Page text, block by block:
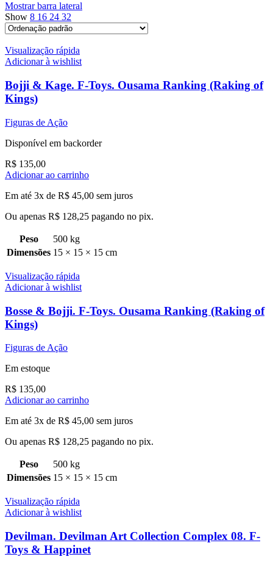
Mostrar barra lateral
Show 8 16 24 32
Visualização rápida
Adicionar à wishlist
Bojji & Kage. F-Toys. Ousama Ranking (Raking of
Kings)
Figuras de Ação
Disponível em backorder
R$ 135,00
Adicionar ao carrinho
Em até 3x de R$ 45,00 sem juros
Ou apenas R$ 128,25 pagando no pix.
Peso
500 kg
Dimensões 15 × 15 × 15 cm
Visualização rápida
Adicionar à wishlist
Bosse & Bojji. F-Toys. Ousama Ranking (Raking of
Kings)
Figuras de Ação
Em estoque
R$ 135,00
Adicionar ao carrinho
Em até 3x de R$ 45,00 sem juros
Ou apenas R$ 128,25 pagando no pix.
Peso
500 kg
Dimensões 15 × 15 × 15 cm
Visualização rápida
Adicionar à wishlist
Devilman. Devilman Art Collection Complex 08. F-
Toys & Happinet